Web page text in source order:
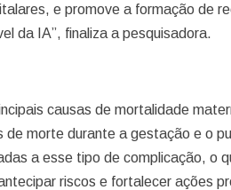
e promove a formação de
da IA”, finaliza a pesquisadora.
causas de mortalidade
de morte durante a gestação e o
a esse tipo de complicação, o
riscos e fortalecer ações